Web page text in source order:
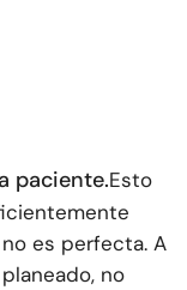
paciente.Esto
es perfecta. A
no